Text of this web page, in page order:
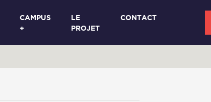
CAMPUS
+
LE
PROJET
CONTACT